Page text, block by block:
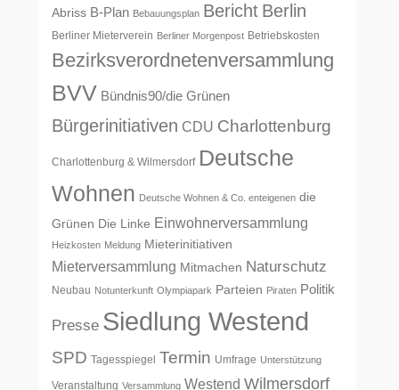
Abriss B-Plan Bebauungsplan Bericht Berlin
Berliner Mieterverein Berliner Morgenpost Betriebskosten
Bezirksverordnetenversammlung
BVV Bündnis90/die Grünen
Bürgerinitiativen CDU Charlottenburg
Charlottenburg & Wilmersdorf Deutsche
Wohnen Deutsche Wohnen & Co. enteigenen die
Grünen Die Linke Einwohnerversammlung
Heizkosten Meldung Mieterinitiativen
Mieterversammlung Mitmachen Naturschutz
Neubau Notunterkunft Olympiapark Parteien Piraten Politik
Presse Siedlung Westend
SPD Tagesspiegel Termin Umfrage Unterstützung
Veranstaltung Versammlung Westend Wilmersdorf